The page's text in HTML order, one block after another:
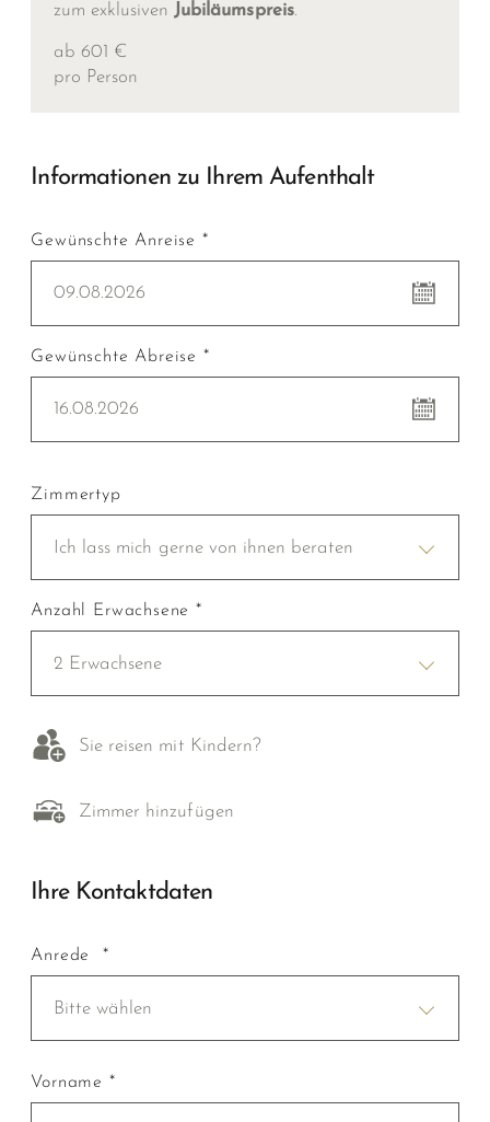
zum exklusiven Jubiläumspreis.
ab 601 €
pro Person
Informationen zu Ihrem Aufenthalt
Gewünschte Anreise *
09.08.2026
Gewünschte Abreise *
16.08.2026
Zimmertyp
Ich lass mich gerne von ihnen beraten
Anzahl Erwachsene *
2 Erwachsene
Sie reisen mit Kindern?
Zimmer hinzufügen
Ihre Kontaktdaten
Anrede *
Bitte wählen
Vorname *